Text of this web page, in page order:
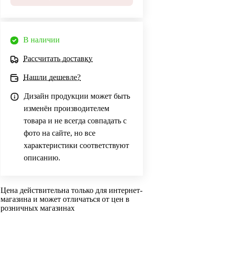
В наличии
Рассчитать доставку
Нашли дешевле?
Дизайн продукции может быть
изменён производителем
товара и не всегда совпадать с
фото на сайте, но все
характеристики соответствуют
описанию.
Цена действительна только для интернет-
магазина и может отличаться от цен в
розничных магазинах